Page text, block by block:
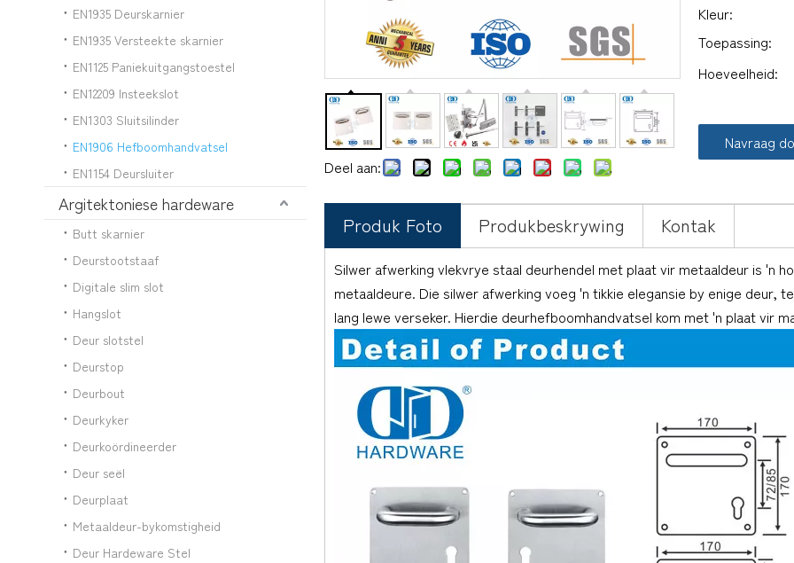
EN1935 Deurskarnier
EN1935 Versteekte skarnier
EN1125 Paniekuitgangstoestel
EN12209 Insteekslot
EN1303 Sluitsilinder
EN1906 Hefboomhandvatsel
EN1154 Deursluiter
Argitektoniese hardeware
Butt skarnier
Deurstootstaaf
Digitale slim slot
Hangslot
Deur slotstel
Deurstop
Deurbout
Deurkyker
Deurkoördineerder
Deur seël
Deurplaat
Metaaldeur-bykomstigheid
Deur Hardeware Stel
Deel aan:
Kleur:
Toepassing:
Hoeveelheid:
Navraag
Produk Foto Produkbeskrywing Kontak
Silwer afwerking vlekvrye staal deurhendel met plaat vir metaaldeur is 'n
metaaldeure. Die silwer afwerking voeg 'n tikkie elegansie by enige deur,
lang lewe verseker. Hierdie deurhefboomhandvatsel kom met 'n plaat vir